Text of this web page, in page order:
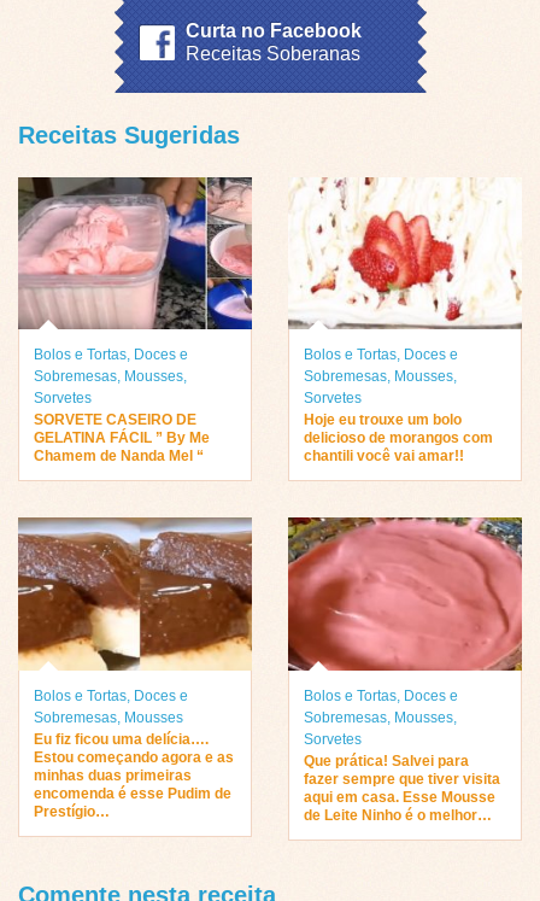
Curta no Facebook
Receitas Soberanas
Receitas Sugeridas
Bolos e Tortas, Doces e
Sobremesas, Mousses,
Sorvetes
SORVETE CASEIRO DE
GELATINA FÁCIL ” By Me
Chamem de Nanda Mel “
Bolos e Tortas, Doces e
Sobremesas, Mousses,
Sorvetes
Hoje eu trouxe um bolo
delicioso de morangos com
chantili você vai amar!!
Bolos e Tortas, Doces e
Sobremesas, Mousses
Eu fiz ficou uma delícia….
Estou começando agora e as
minhas duas primeiras
encomenda é esse Pudim de
Prestígio…
Bolos e Tortas, Doces e
Sobremesas, Mousses,
Sorvetes
Que prática! Salvei para
fazer sempre que tiver visita
aqui em casa. Esse Mousse
de Leite Ninho é o melhor…
Comente nesta receita